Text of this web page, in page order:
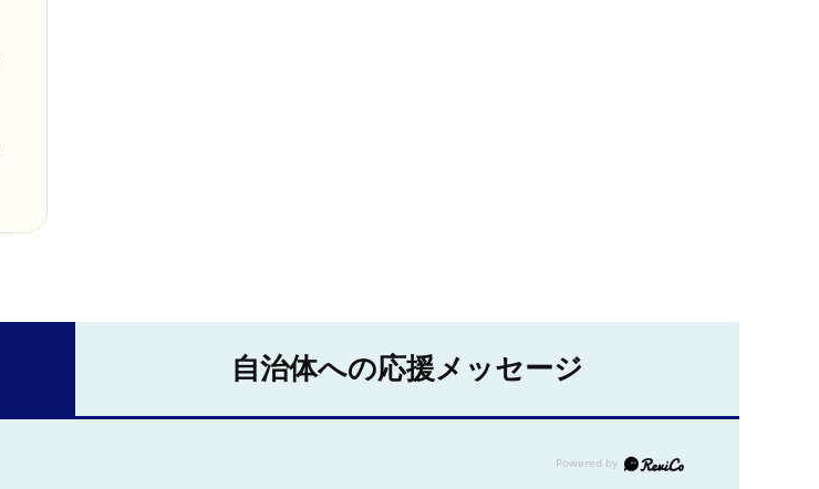
自治体への応援メッセージ